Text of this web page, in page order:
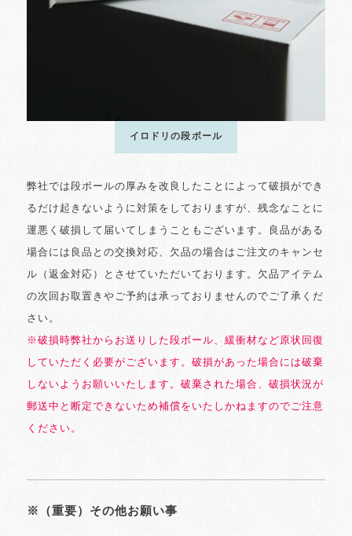
イロドリの段ボール
弊社では段ボールの厚みを改良したことによって破損ができ
るだけ起きないように対策をしておりますが、残念なことに
運悪く破損して届いてしまうこともございます。良品がある
場合には良品との交換対応、欠品の場合はご注文のキャンセ
ル（返金対応）とさせていただいております。欠品アイテム
の次回お取置きやご予約は承っておりませんのでご了承くだ
さい。
※破損時弊社からお送りした段ボール、緩衝材など原状回復
していただく必要がございます。破損があった場合には破棄
しないようお願いいたします。破棄された場合、破損状況が
郵送中と断定できないため補償をいたしかねますのでご注意
ください。
※（重要）その他お願い事